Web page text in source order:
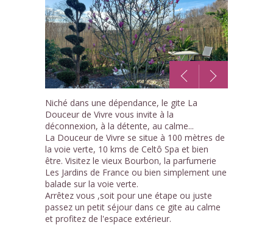
mon
carnet
1
Niché dans une dépendance, le gite La
Douceur de Vivre vous invite à la
déconnexion, à la détente, au calme...
La Douceur de Vivre se situe à 100 mètres de
la voie verte, 10 kms de Celtô Spa et bien
être. Visitez le vieux Bourbon, la parfumerie
Les Jardins de France ou bien simplement une
balade sur la voie verte.
Arrêtez vous ,soit pour une étape ou juste
passez un petit séjour dans ce gite au calme
et profitez de l'espace extérieur.